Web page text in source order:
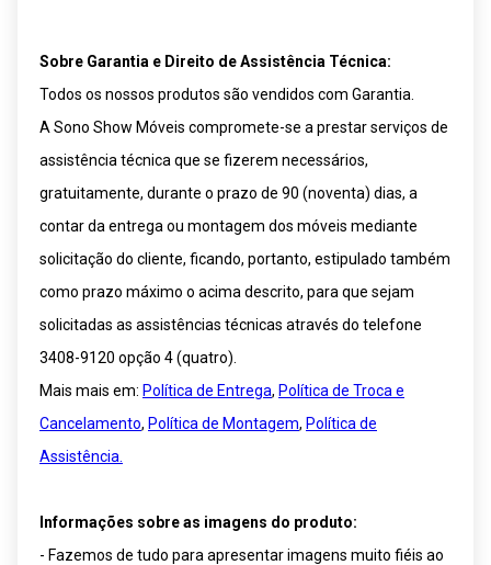
Sobre Garantia e Direito de Assistência Técnica:
Todos os nossos produtos são vendidos com Garantia.
A Sono Show Móveis compromete-se a prestar serviços de
assistência técnica que se fizerem necessários,
gratuitamente, durante o prazo de 90 (noventa) dias, a
contar da entrega ou montagem dos móveis mediante
solicitação do cliente, ficando, portanto, estipulado também
como prazo máximo o acima descrito, para que sejam
solicitadas as assistências técnicas através do telefone
3408-9120 opção 4 (quatro).
Mais mais em: Política de Entrega, Política de Troca e
Cancelamento, Política de Montagem, Política de
Assistência.
Informações sobre as imagens do produto:
- Fazemos de tudo para apresentar imagens muito fiéis ao